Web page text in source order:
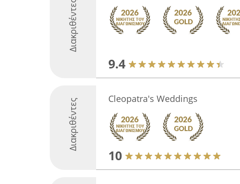
Διακριθέντες
9.4
Διακριθέντες Cleopatra's Weddings
10